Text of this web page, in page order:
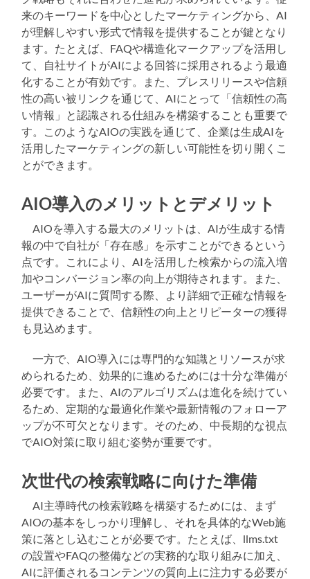
来のキーワードを中心としたマーケティングから、AI
が理解しやすい形式で情報を提供することが鍵となり
ます。たとえば、FAQや構造化マークアップを活用し
て、自社サイトがAIによる回答に採用されるよう最適
化することが有効です。また、プレスリリースや信頼
性の高い被リンクを通じて、AIにとって「信頼性の高
い情報」と認識される仕組みを構築することも重要で
す。このようなAIOの実践を通じて、企業は生成AIを
活用したマーケティングの新しい可能性を切り開くこ
とができます。
AIO導入のメリットとデメリット
AIOを導入する最大のメリットは、AIが生成する情
報の中で自社が「存在感」を示すことができるという
点です。これにより、AIを活用した検索からの流入増
加やコンバージョン率の向上が期待されます。また、
ユーザーがAIに質問する際、より詳細で正確な情報を
提供できることで、信頼性の向上とリピーターの獲得
も見込めます。
一方で、AIO導入には専門的な知識とリソースが求
められるため、効果的に進めるためには十分な準備が
必要です。また、AIのアルゴリズムは進化を続けてい
るため、定期的な最適化作業や最新情報のフォローア
ップが不可欠となります。そのため、中長期的な視点
でAIO対策に取り組む姿勢が重要です。
次世代の検索戦略に向けた準備
AI主導時代の検索戦略を構築するためには、まず
AIOの基本をしっかり理解し、それを具体的なWeb施
策に落とし込むことが必要です。たとえば、llms.txt
の設置やFAQの整備などの実務的な取り組みに加え、
AIに評価されるコンテンツの質向上に注力する必要が